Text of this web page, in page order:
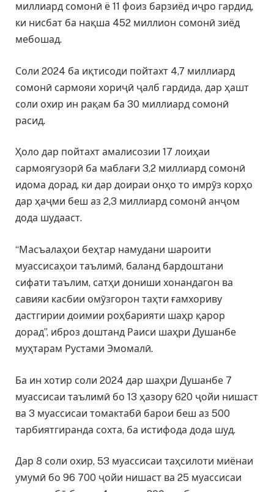
миллиард сомонӣ ё 11 фоиз барзиёд иҷро гардид,
ки нисбат ба нақша 452 миллион сомонӣ зиёд
мебошад.
Соли 2024 ба иқтисоди пойтахт 4,7 миллиард
сомонӣ сармояи хориҷӣ ҷалб гардида, дар ҳашт
соли охир ин рақам ба 30 миллиард сомонӣ
расид.
Ҳоло дар пойтахт амалисозии 17 лоиҳаи
сармоягузорӣ ба маблағи 3,2 миллиард сомонӣ
идома дорад, ки дар доираи онҳо то имрӯз корҳо
дар ҳаҷми беш аз 2,3 миллиард сомонӣ анҷом
дода шудааст.
“Масъалаҳои беҳтар намудани шароити
муассисаҳои таълимӣ, баланд бардоштани
сифати таълим, сатҳи дониши хонандагон ва
савияи касбии омӯзгорон таҳти ғамхориву
дастгирии доимии роҳбарияти шаҳр қарор
дорад”, иброз доштанд Раиси шаҳри Душанбе
муҳтарам Рустами Эмомалӣ.
Ба ин хотир соли 2024 дар шаҳри Душанбе 7
муассисаи таълимӣ бо 13 ҳазору 620 ҷойи нишаст
ва 3 муассисаи томактабӣ барои беш аз 500
тарбиятгиранда сохта, ба истифода дода шуд.
Дар 8 соли охир, 53 муассисаи таҳсилоти миёнаи
умумӣ бо 96 700 ҷойи нишаст ва 25 муассисаи